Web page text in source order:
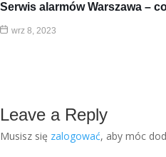
Serwis alarmów Warszawa –
wrz 8, 2023
Leave a Reply
Musisz się zalogować, aby móc